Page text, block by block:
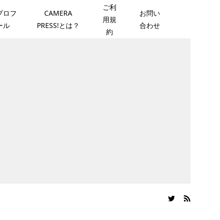
ロフ
ル
CAMERA
PRESS!とは？
ご利
用規
約
お問い
合わせ